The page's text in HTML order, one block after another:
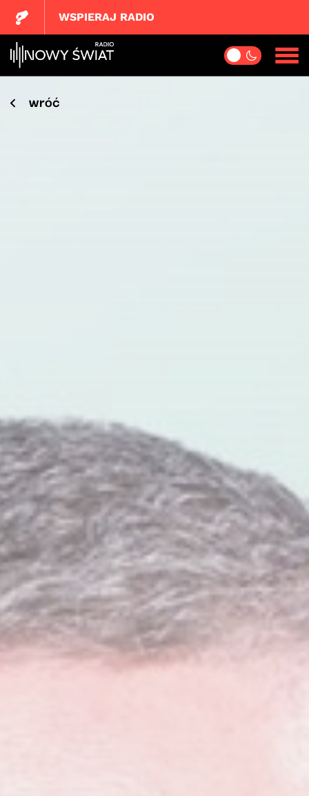
WSPIERAJ RADIO
wróć